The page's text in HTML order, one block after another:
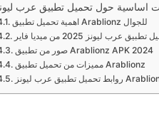
اساسية حول تحميل تطبيق عرب
اهمية تحميل تطبيق Arablionz للجوال
عرب ليونز 2025 من ميديا فاير
صور من تطبيق Arablionz APK 2024
مميزات من تحميل تطبيق Arablionz